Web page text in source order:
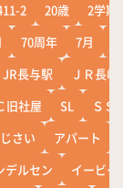
2 20歳
2学期
70周年 7月
JR長与駅
ＪＲ長崎
旧社屋 SL
ＳＳ
さい アパート
デルセン
イービー